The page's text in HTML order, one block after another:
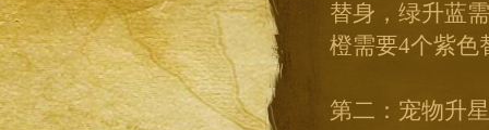
替身，绿升蓝
橙需要4个紫色
第二：宠物升